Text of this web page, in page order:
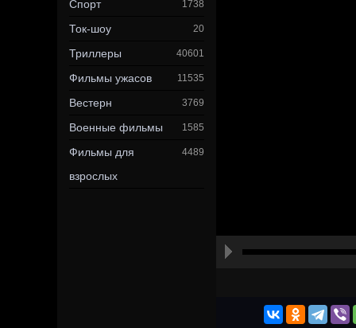
Спорт 1738
Ток-шоу 20
Триллеры 40601
Фильмы ужасов 11535
Вестерн 3769
Военные фильмы 1585
Фильмы для
взрослых
4489